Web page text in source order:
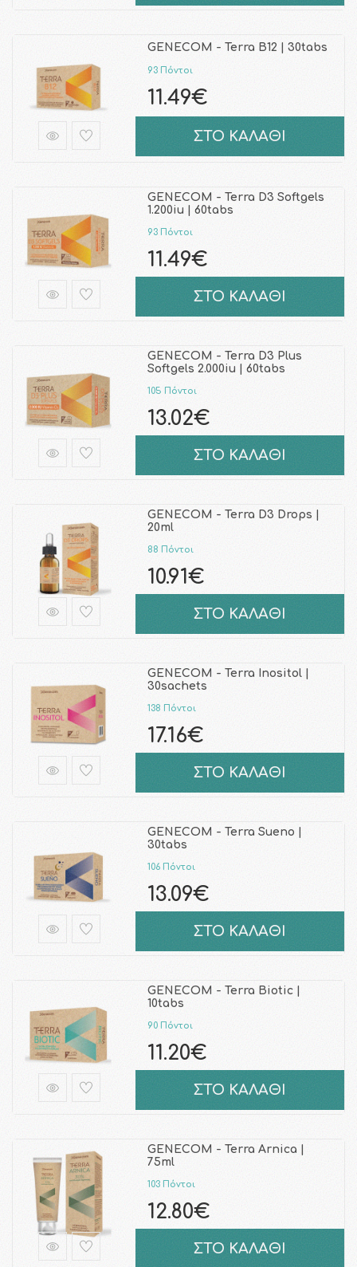
GENECOM - Terra B12 | 30tabs
93 Πόντοι
11.49€
ΣΤΟ ΚΑΛΑΘΙ
GENECOM - Terra D3 Softgels
1.200iu | 60tabs
93 Πόντοι
11.49€
ΣΤΟ ΚΑΛΑΘΙ
GENECOM - Terra D3 Plus
Softgels 2.000iu | 60tabs
105 Πόντοι
13.02€
ΣΤΟ ΚΑΛΑΘΙ
GENECOM - Terra D3 Drops |
20ml
88 Πόντοι
10.91€
ΣΤΟ ΚΑΛΑΘΙ
GENECOM - Terra Inositol |
30sachets
138 Πόντοι
17.16€
ΣΤΟ ΚΑΛΑΘΙ
GENECOM - Terra Sueno |
30tabs
106 Πόντοι
13.09€
ΣΤΟ ΚΑΛΑΘΙ
GENECOM - Terra Biotic |
10tabs
90 Πόντοι
11.20€
ΣΤΟ ΚΑΛΑΘΙ
GENECOM - Terra Arnica |
75ml
103 Πόντοι
12.80€
ΣΤΟ ΚΑΛΑΘΙ